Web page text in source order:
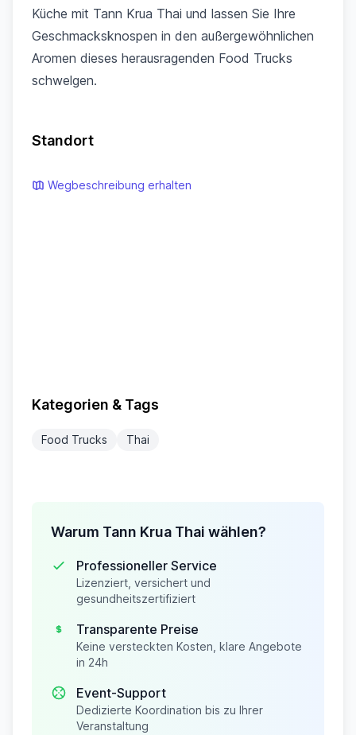
Küche mit Tann Krua Thai und lassen Sie Ihre
Geschmacksknospen in den außergewöhnlichen
Aromen dieses herausragenden Food Trucks
schwelgen.
Standort
Wegbeschreibung erhalten
Kategorien & Tags
Food Trucks Thai
Warum Tann Krua Thai wählen?
Professioneller Service
Lizenziert, versichert und
gesundheitszertifiziert
Transparente Preise
Keine versteckten Kosten, klare Angebote
in 24h
Event-Support
Dedizierte Koordination bis zu Ihrer
Veranstaltung